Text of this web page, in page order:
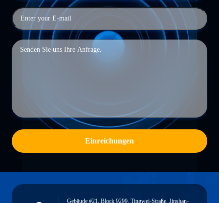
Einreichungen
Gebäude #21, Block 9299, Tingwei-Straße, Jinshan-